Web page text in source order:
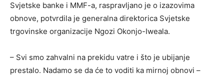
Svjetske banke i MMF-a, raspravljano je o izazovima
obnove, potvrdila je generalna direktorica Svjetske
trgovinske organizacije Ngozi Okonjo-Iweala.
– Svi smo zahvalni na prekidu vatre i što je ubijanje
prestalo. Nadamo se da će to voditi ka mirnoj obnovi –